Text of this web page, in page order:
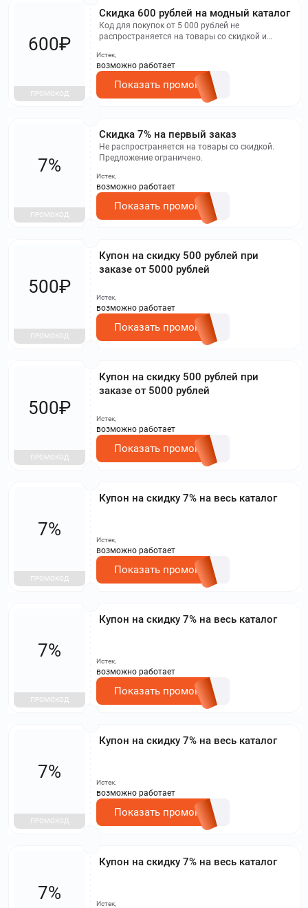
Скидка 600 рублей на модный каталог
Код для покупок от 5 000 рублей не
распространяется на товары со скидкой и
600₽
ПРОМОКОД
Истек,
возможно работает
Показать промокод
Скидка 7% на первый заказ
Не распространяется на товары со скидкой.
Предложение ограничено.
7%
ПРОМОКОД
Истек,
возможно работает
Показать промокод
Купон на скидку 500 рублей при
заказе от 5000 рублей
500₽
ПРОМОКОД
Истек,
возможно работает
Показать промокод
Купон на скидку 500 рублей при
заказе от 5000 рублей
500₽
ПРОМОКОД
Истек,
возможно работает
Показать промокод
Купон на скидку 7% на весь каталог
7%
ПРОМОКОД
Истек,
возможно работает
Показать промокод
Купон на скидку 7% на весь каталог
7%
ПРОМОКОД
Истек,
возможно работает
Показать промокод
Купон на скидку 7% на весь каталог
7%
ПРОМОКОД
Истек,
возможно работает
Показать промокод
Купон на скидку 7% на весь каталог
7%
Истек,